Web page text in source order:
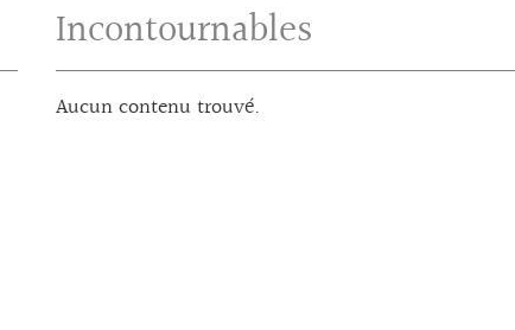
Incontournables
Aucun contenu trouvé.